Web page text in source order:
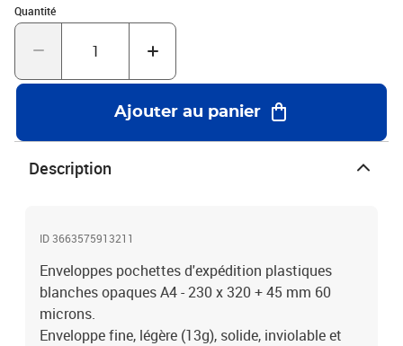
permettant d'économiser des frais de timbre (plus léger que les
pochettes normales ou boites, elle vous permet souvent de passer
sur le coût de timbre inférieur).Une enveloppes pochettes ultrafine
d'épaisseur fatals pour envoyer en lettre suivie et pas
Colissimo.Une enveloppes pochettes opaque. Pour assurer une
confidentialité optimale de vos expéditions, nos pochettes
d’expéditions disposent d’un extérieur blanc et l'intérieur noir
opaque.Une enveloppes pochettes conçue pour accepter les
étiquettes, la composition de nos pochettes permet la tenue
bande autocollante détachable ultra forte pour fermeture
convient pas pour des objets fragiles, ni coupants.
Quantité
Quantité : 1
Ajouter au panier
Description
ID 3663575913211
Enveloppes pochettes d'expédition plastiques
blanches opaques A4 - 230 x 320 + 45 mm 60
microns.
Enveloppe fine, légère (13g), solide, inviolable et